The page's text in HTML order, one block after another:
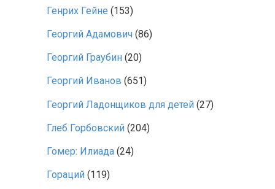
Генрих Гейне (153)
Георгий Адамович (86)
Георгий Граубин (20)
Георгий Иванов (651)
Георгий Ладонщиков для детей (27)
Глеб Горбовский (204)
Гомер: Илиада (24)
Гораций (119)